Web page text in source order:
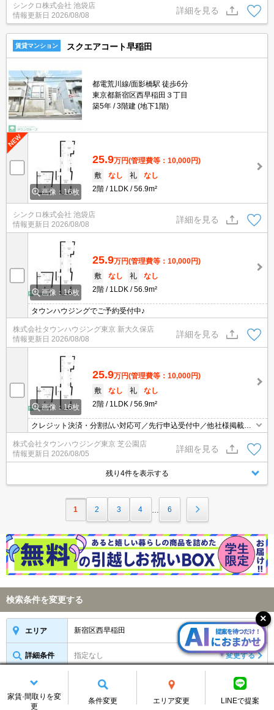
シンクロ株式会社 池袋店
情報更新日 2026/08/08
詳細を見る
賃貸マンション スクエアコート早稲田
都電荒川線/面影橋駅 徒歩6分
東京都新宿区西早稲田３丁目
築5年
3階建 (地下1階)
画像：16枚
25.9万円(管理費等：10,000円)
敷
なし 礼
なし
2階
1LDK 56.9m²
シンクロ株式会社 池袋店
情報更新日 2026/08/08
詳細を見る
画像：16枚
25.9万円(管理費等：10,000円)
敷
なし 礼
なし
2階
1LDK 56.9m²
タウンハウジングでご予約受付中♪
株式会社タウンハウジング東京 新大久保店
情報更新日 2026/08/08
詳細を見る
画像：16枚
25.9万円(管理費等：10,000円)
敷
なし 礼
なし
2階
1LDK 56.9m²
クレジット決済・分割払い対応可／先行申込受付中／他社様掲載物
件もまとめてご案内可能／専任物件多数あり
株式会社タウンハウジング東京 芝公園店
情報更新日 2026/08/05
詳細を見る
残り4件を表示する
1 2 3 4 6
家賃·間取りを変
更
条件変更 エリア変更 LINEで提案
検索条件を変更する
エリア 新宿区西早稲田 変更する
詳細条件 指定なし 変更する